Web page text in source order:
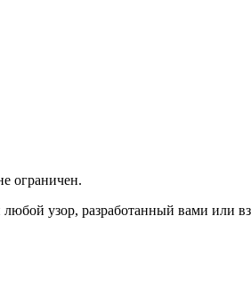
ограничен.
узор, разработанный вами или